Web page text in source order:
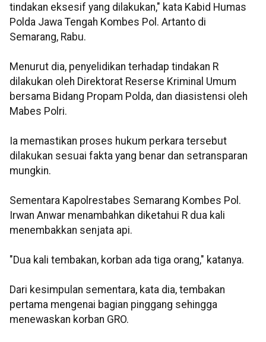
tindakan eksesif yang dilakukan," kata Kabid Humas
Polda Jawa Tengah Kombes Pol. Artanto di
Semarang, Rabu.
Menurut dia, penyelidikan terhadap tindakan R
dilakukan oleh Direktorat Reserse Kriminal Umum
bersama Bidang Propam Polda, dan diasistensi oleh
Mabes Polri.
Ia memastikan proses hukum perkara tersebut
dilakukan sesuai fakta yang benar dan setransparan
mungkin.
Sementara Kapolrestabes Semarang Kombes Pol.
Irwan Anwar menambahkan diketahui R dua kali
menembakkan senjata api.
"Dua kali tembakan, korban ada tiga orang," katanya.
Dari kesimpulan sementara, kata dia, tembakan
pertama mengenai bagian pinggang sehingga
menewaskan korban GRO.